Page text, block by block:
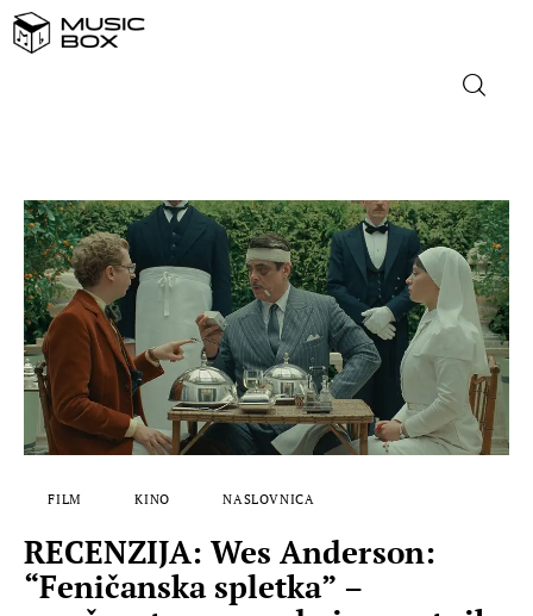
DOMAĆA GLAZBA
STRANA GLAZBA
FILM
MUSIC BOX
FILM KINO NASLOVNICA
RECENZIJA: Wes Anderson:
“Feničanska spletka” –